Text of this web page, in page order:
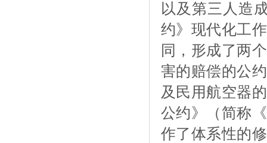
以及第三人造
约》现代化工
同，形成了两
害的赔偿的公
及民用航空器
公约》（简称
作了体系性的